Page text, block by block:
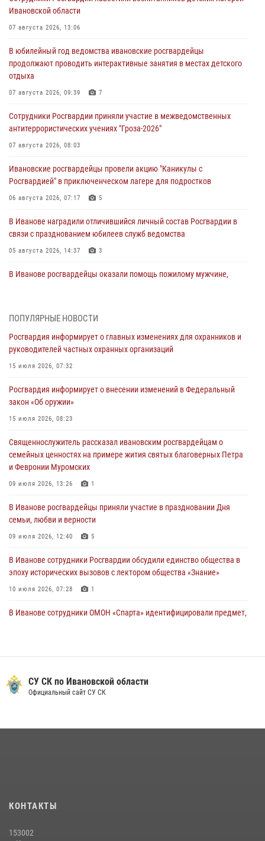
Ивановской области
07 августа 2026, 13:06
В юбилейный год ведомства ивановские росгвардейцы
продолжают проводить интерактивные занятия в местах детского
отдыха
07 августа 2026, 09:39 7
Сотрудники Росгвардии приняли участие в межведомственных
антитеррористических учениях "Гроза-2026"
07 августа 2026, 08:03
Ивановские росгвардейцы провели акцию "Каникулы с
Росгвардией" в приключенческом лагере для подростков
06 августа 2026, 07:17 5
В Иванове наградили отличившийся личный состав Росгвардии в
связи с празднованием юбилеев служб ведомства
05 августа 2026, 14:37 3
В Иванове росгвардейцы оказали помощь пожилому мужчине,
торжественных мероприятиях, посвященных празднованию Дня
Воздушно-десантных войск
02 августа 2026, 11:46
Мероприятия в рамках акции «Каникулы с Росгвардией»
продолжаются в Ивановской области
31 июля 2026, 11:08
В Ивановской области при содействии Росгвардии задержаны
подозреваемые в серии автомобильных краж
30 июля 2026, 12:41
празднования Дня Крещения Руси
ПОПУЛЯРНЫЕ НОВОСТИ
Росгвардия информирует о главных изменениях для охранников и
руководителей частных охранных организаций
15 июля 2026, 07:32
Росгвардия информирует о внесении изменений в Федеральный
закон «Об оружии»
15 июля 2026, 08:23
Священнослужитель рассказал ивановским росгвардейцам о
семейных ценностях на примере жития святых благоверных Петра
и Февронии Муромских
09 июля 2026, 13:26 1
В Иванове росгвардейцы приняли участие в праздновании Дня
семьи, любви и верности
09 июля 2026, 12:40 5
В Иванове сотрудники Росгвардии обсудили единство общества в
эпоху исторических вызовов с лектором общества «Знание»
10 июля 2026, 07:28 1
В Иванове сотрудники ОМОН «Спарта» идентифицировали предмет,
15 июля 2026, 13:03
В Иванове росгвардейцы обеспечили безопасность граждан во
«Россия»
СУ СК по Ивановской области
Официальный сайт СУ СК
КОНТАКТЫ
153002